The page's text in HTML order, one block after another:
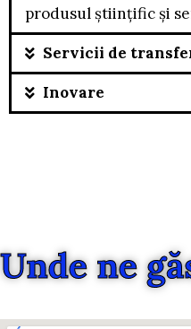
produsul științific și
Servicii de
Inovare
Unde ne